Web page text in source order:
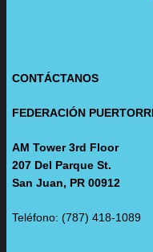
CONTÁCTANOS
FEDERACIÓN
AM Tower 3rd Floor
207 Del Parque St.
San Juan, PR 00912
Teléfono: (787) 418-1089